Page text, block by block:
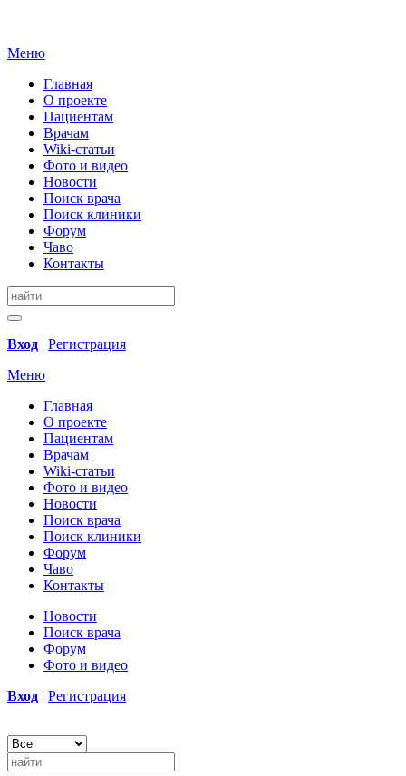
Меню
Главная
О проекте
Пациентам
Врачам
Wiki-статьи
Фото и видео
Новости
Поиск врача
Поиск клиники
Форум
Чаво
Контакты
Вход | Регистрация
Меню
Главная
О проекте
Пациентам
Врачам
Wiki-статьи
Фото и видео
Новости
Поиск врача
Поиск клиники
Форум
Чаво
Контакты
Новости
Поиск врача
Форум
Фото и видео
Вход | Регистрация